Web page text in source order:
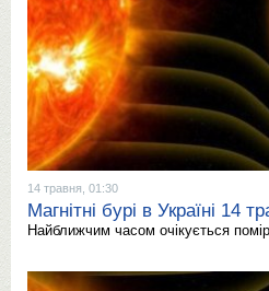
14 травня, 01:30
Магнітні бурі в Україні 14
Найближчим часом очікується